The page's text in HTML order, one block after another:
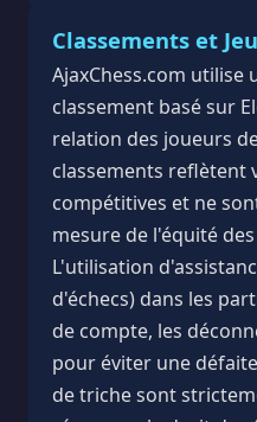
Classements et
AjaxChess.com utilise
classement basé sur
relation des joueurs
classements reflètent
compétitives et ne
mesure de l'équité
L'utilisation
d'échecs) dans les
de compte, les
pour éviter une
de triche sont